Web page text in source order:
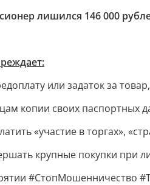
лишился 146 000
или задаток за
копии своих паспортных
«участие в торгах»,
крупные покупки при
#СтопМошенничество